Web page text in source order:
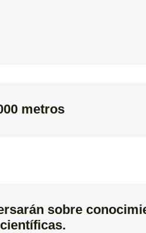
metros
sobre